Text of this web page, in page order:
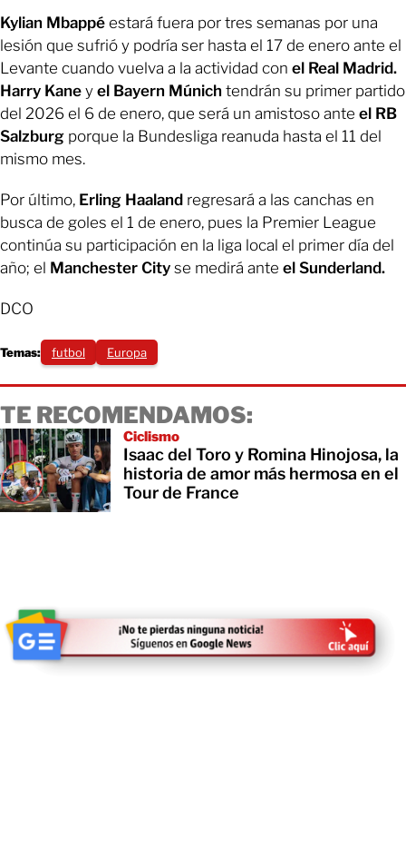
Kylian Mbappé estará fuera por tres semanas por una
lesión que sufrió y podría ser hasta el 17 de enero ante el
Levante cuando vuelva a la actividad con el Real Madrid.
Harry Kane y el Bayern Múnich tendrán su primer partido
del 2026 el 6 de enero, que será un amistoso ante el RB
Salzburg porque la Bundesliga reanuda hasta el 11 del
mismo mes.
Por último, Erling Haaland regresará a las canchas en
busca de goles el 1 de enero, pues la Premier League
continúa su participación en la liga local el primer día del
año; el Manchester City se medirá ante el Sunderland.
DCO
Temas: futbol Europa
TE RECOMENDAMOS:
Ciclismo
Isaac del Toro y Romina Hinojosa, la
historia de amor más hermosa en el
Tour de France